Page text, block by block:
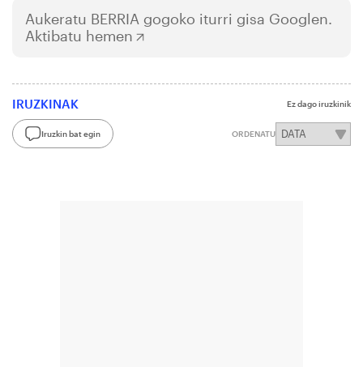
Aukeratu BERRIA gogoko iturri gisa Googlen.
Aktibatu hemen
IRUZKINAK Ez dago iruzkinik
Iruzkin bat egin ORDENATU